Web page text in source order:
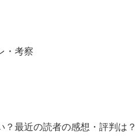
・考察
最近の読者の感想・評判は？